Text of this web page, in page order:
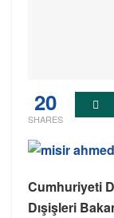
20
SHARES
Cumhuriyeti
Dışişleri